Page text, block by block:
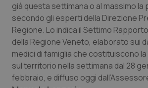
Calabria
Campania
Emilia-Romagna
Asma & BPCO
Car-T
Colesterolo & coronaropatie
già questa settimana o al massimo la
secondo gli esperti della Direzione
Regione. Lo indica il Settimo
della Regione Veneto, elaborato sui
medici di famiglia che costituiscono la
sul territorio nella settimana dal 28
febbraio, e diffuso oggi